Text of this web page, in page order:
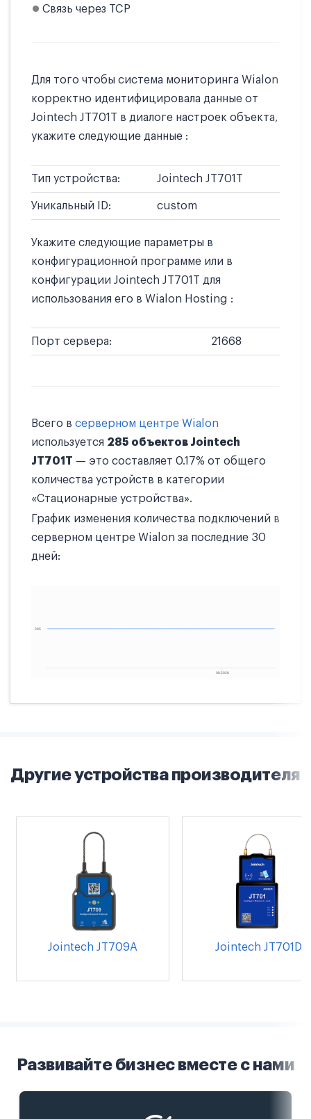
Связь через TCP
Для того чтобы система мониторинга Wialon
корректно идентифицировала данные от
Jointech JT701T в диалоге настроек объекта,
укажите следующие данные :
Тип устройства: Jointech JT701T
Уникальный ID: custom
Укажите следующие параметры в
конфигурационной программе или в
конфигурации Jointech JT701T для
использования его в Wialon Hosting :
Порт сервера: 21668
Всего в серверном центре Wialon
используется 285 объектов Jointech
JT701T — это составляет 0.17% от общего
количества устройств в категории
«Стационарные устройства».
График изменения количества подключений в
серверном центре Wialon за последние 30
дней:
Другие устройства производителя
Jointech JT709A Jointech JT701D
Развивайте бизнес вместе с нами